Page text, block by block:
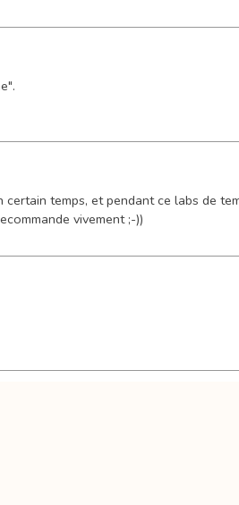
temps, et pendant ce labs de
vivement ;-))